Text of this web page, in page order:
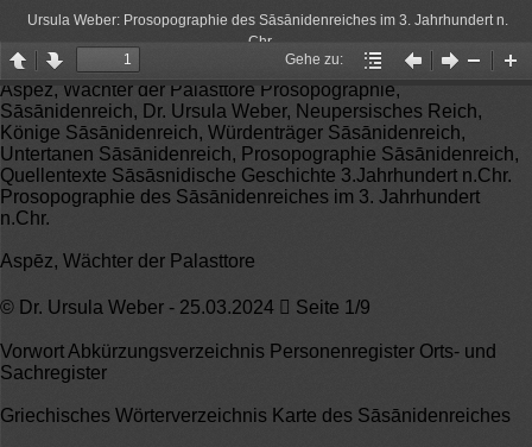
Ursula Weber: Prosopographie des Sāsānidenreiches im 3. Jahrhundert n.
Chr.
Page
up
Page
down
Zoom
Gehe zu:
Gehe
zu:
VorherigerNächster
Aspēz, Wächter der Palasttore Prosopographie,
Sāsānidenreich, Dr. Ursula Weber, Neupersisches Reich,
Könige Sāsānidenreich, Würdenträger Sāsānidenreich,
Untertanen Sāsānidenreich, Prosopographie Sāsānidenreich,
Quellentexte Sāsāsnidische Geschichte 3.Jahrhundert n.Chr.
Prosopographie des Sāsānidenreiches im 3. Jahrhundert
n.Chr.
Aspēz, Wächter der Palasttore
© Dr. Ursula Weber - 25.03.2024  Seite 1/9
Vorwort Abkürzungsverzeichnis Personenregister Orts- und
Sachregister
Griechisches Wörterverzeichnis Karte des Sāsānidenreiches